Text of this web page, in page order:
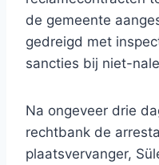
de gemeente
gedreigd met
sancties bij niet-
Na ongeveer drie
rechtbank de
plaatsvervanger,